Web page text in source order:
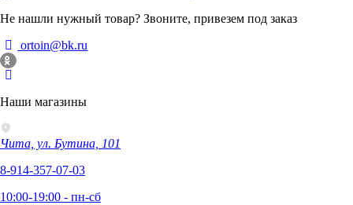
Не нашли нужный товар? Звоните, привезем под заказ
ortoin@bk.ru
Наши магазины
Чита, ул. Бутина, 101
8-914-357-07-03
10:00-19:00 - пн-сб